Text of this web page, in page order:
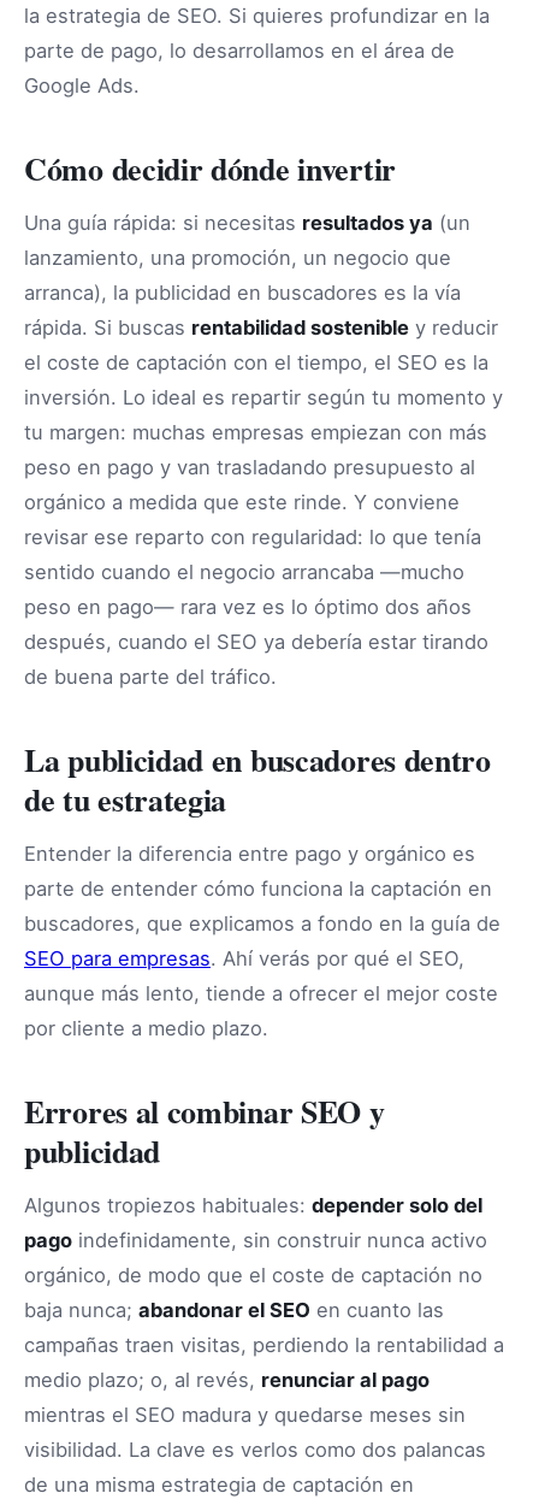
la estrategia de SEO. Si quieres profundizar en la
parte de pago, lo desarrollamos en el área de
Google Ads.
Cómo decidir dónde invertir
Una guía rápida: si necesitas resultados ya (un
lanzamiento, una promoción, un negocio que
arranca), la publicidad en buscadores es la vía
rápida. Si buscas rentabilidad sostenible y reducir
el coste de captación con el tiempo, el SEO es la
inversión. Lo ideal es repartir según tu momento y
tu margen: muchas empresas empiezan con más
peso en pago y van trasladando presupuesto al
orgánico a medida que este rinde. Y conviene
revisar ese reparto con regularidad: lo que tenía
sentido cuando el negocio arrancaba —mucho
peso en pago— rara vez es lo óptimo dos años
después, cuando el SEO ya debería estar tirando
de buena parte del tráfico.
La publicidad en buscadores dentro
de tu estrategia
Entender la diferencia entre pago y orgánico es
parte de entender cómo funciona la captación en
buscadores, que explicamos a fondo en la guía de
SEO para empresas. Ahí verás por qué el SEO,
aunque más lento, tiende a ofrecer el mejor coste
por cliente a medio plazo.
Errores al combinar SEO y
publicidad
Algunos tropiezos habituales: depender solo del
pago indefinidamente, sin construir nunca activo
orgánico, de modo que el coste de captación no
baja nunca; abandonar el SEO en cuanto las
campañas traen visitas, perdiendo la rentabilidad a
medio plazo; o, al revés, renunciar al pago
mientras el SEO madura y quedarse meses sin
visibilidad. La clave es verlos como dos palancas
de una misma estrategia de captación en